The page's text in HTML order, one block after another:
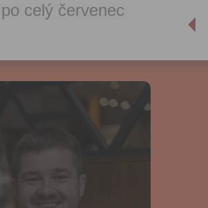
celý červenec